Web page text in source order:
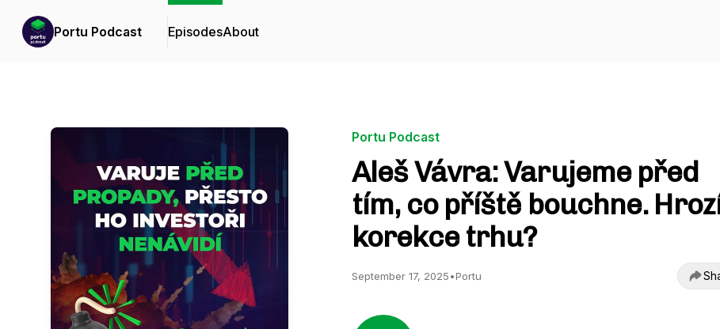
Portu Podcast EpisodesAbout
Portu Podcast
Aleš Vávra: Varujeme před
tím, co příště bouchne.
korekce trhu?
September 17, 2025•Portu